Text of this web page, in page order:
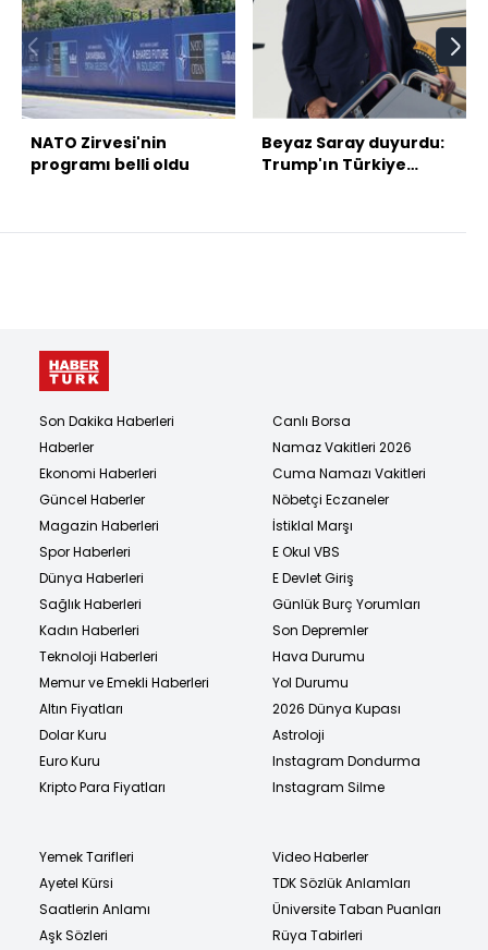
NATO Zirvesi'nin
programı belli oldu
Beyaz Saray duyurdu:
Trump'ın Türkiye
Son Dakika Haberleri
Haberler
Ekonomi Haberleri
Güncel Haberler
Magazin Haberleri
Spor Haberleri
Dünya Haberleri
Sağlık Haberleri
Kadın Haberleri
Teknoloji Haberleri
Memur ve Emekli Haberleri
Altın Fiyatları
Dolar Kuru
Euro Kuru
Kripto Para Fiyatları
Canlı Borsa
Namaz Vakitleri 2026
Cuma Namazı Vakitleri
Nöbetçi Eczaneler
İstiklal Marşı
E Okul VBS
E Devlet Giriş
Günlük Burç Yorumları
Son Depremler
Hava Durumu
Yol Durumu
2026 Dünya Kupası
Astroloji
Instagram Dondurma
Instagram Silme
Yemek Tarifleri
Ayetel Kürsi
Saatlerin Anlamı
Aşk Sözleri
Video Haberler
TDK Sözlük Anlamları
Üniversite Taban Puanları
Rüya Tabirleri